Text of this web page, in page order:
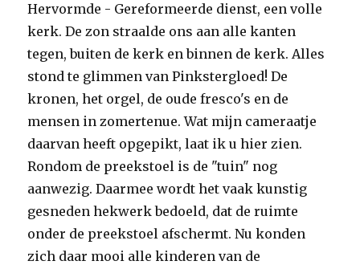
Hervormde - Gereformeerde dienst, een volle
kerk. De zon straalde ons aan alle kanten
tegen, buiten de kerk en binnen de kerk. Alles
stond te glimmen van Pinkstergloed! De
kronen, het orgel, de oude fresco's en de
mensen in zomertenue. Wat mijn cameraatje
daarvan heeft opgepikt, laat ik u hier zien.
Rondom de preekstoel is de "tuin" nog
aanwezig. Daarmee wordt het vaak kunstig
gesneden hekwerk bedoeld, dat de ruimte
onder de preekstoel afschermt. Nu konden
zich daar mooi alle kinderen van de